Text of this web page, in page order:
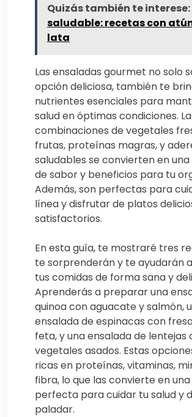
Quizás también te interese:
saludable: recetas con
lata
Las ensaladas gourmet no solo
opción deliciosa, también te
nutrientes esenciales para
salud en óptimas condiciones.
combinaciones de vegetales
frutas, proteínas magras, y
saludables se convierten en
de sabor y beneficios para tu
Además, son perfectas para
línea y disfrutar de platos
satisfactorios.
En esta guía, te mostraré tres
te sorprenderán y te ayudarán
tus comidas de forma sana y
Aprenderás a preparar una
quinoa con aguacate y salmón,
ensalada de espinacas con
feta, y una ensalada de lentejas
vegetales asados. Estas
ricas en proteínas, vitaminas,
fibra, lo que las convierte en
perfecta para cuidar tu salud y
paladar.